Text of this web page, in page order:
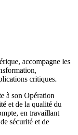
accompagne les
critiques.
à son Opération
et de la qualité du
en travaillant
sécurité et de